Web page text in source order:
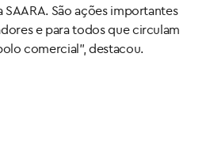
São ações importantes
e para todos que circulam
comercial”, destacou.